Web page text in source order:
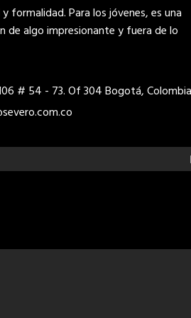
formalidad. Para los jóvenes, es una
de algo impresionante y fuera de lo
# 54 - 73. Of 304 Bogotá, Colombia